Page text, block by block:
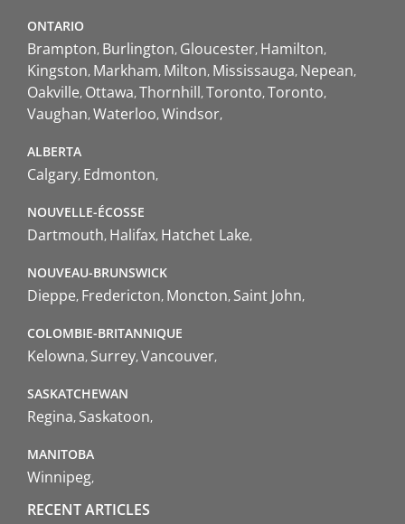
ONTARIO
Brampton Burlington Gloucester Hamilton
Kingston Markham Milton Mississauga Nepean
Oakville Ottawa Thornhill Toronto Toronto
Vaughan Waterloo Windsor
ALBERTA
Calgary Edmonton
NOUVELLE-ÉCOSSE
Dartmouth Halifax Hatchet Lake
NOUVEAU-BRUNSWICK
Dieppe Fredericton Moncton Saint John
COLOMBIE-BRITANNIQUE
Kelowna Surrey Vancouver
SASKATCHEWAN
Regina Saskatoon
MANITOBA
Winnipeg
RECENT ARTICLES